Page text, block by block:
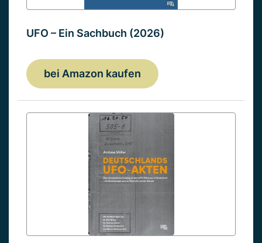
UFO – Ein Sachbuch (2026)
bei Amazon kaufen